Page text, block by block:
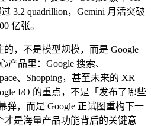
3.2 quadrillion，Gemini 月活突破
亿张。
，不是模型规模，而是 Google
产品里：Google 搜索、
、Shopping，甚至未来的 XR
I/O 的重点，不是「发布了哪些
弹，而是 Google 正试图重构下一
是海量产品功能背后的关键意